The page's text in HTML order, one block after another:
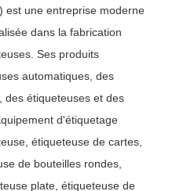
est une entreprise moderne
dans la fabrication
Ses produits
automatiques, des
des étiqueteuses et des
d'étiquetage
étiqueteuse de cartes,
de bouteilles rondes,
plate, étiqueteuse de